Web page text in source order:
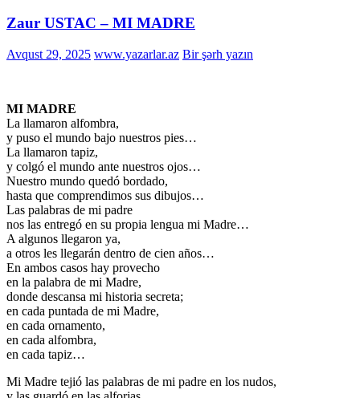
Zaur USTAC – MI MADRE
Avqust 29, 2025 www.yazarlar.az Bir şərh yazın
MI MADRE
La llamaron alfombra,
y puso el mundo bajo nuestros pies…
La llamaron tapiz,
y colgó el mundo ante nuestros ojos…
Nuestro mundo quedó bordado,
hasta que comprendimos sus dibujos…
Las palabras de mi padre
nos las entregó en su propia lengua mi Madre…
A algunos llegaron ya,
a otros les llegarán dentro de cien años…
En ambos casos hay provecho
en la palabra de mi Madre,
donde descansa mi historia secreta;
en cada puntada de mi Madre,
en cada ornamento,
en cada alfombra,
en cada tapiz…
Mi Madre tejió las palabras de mi padre en los nudos,